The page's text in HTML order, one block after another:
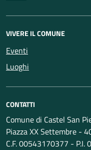
VIVERE IL COMUNE
Eventi
Luoghi
CONTATTI
Comune di Castel San
Piazza XX Settembre -
C.F. 00543170377 - P.I.